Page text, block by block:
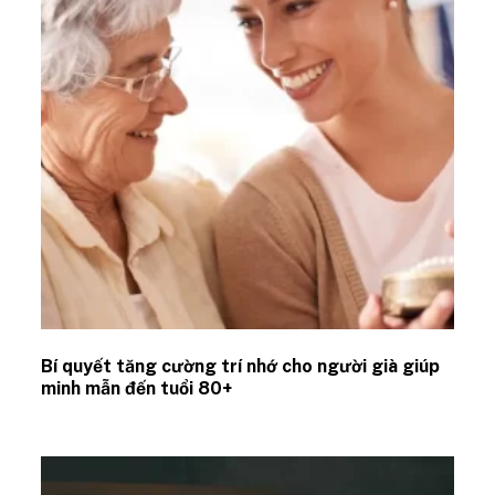
Bí quyết tăng cường trí nhớ cho người già giúp
minh mẫn đến tuổi 80+